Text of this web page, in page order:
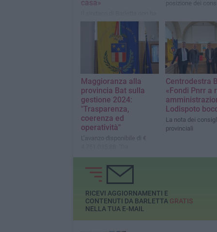
casa»
firmato il documento dei
primi cittadini contro il
presidente della Provincia
posizione dei
Maggioranza alla
provincia Bat sulla
gestione 2024:
"Trasparenza,
coerenza ed
operatività"
L’avanzo disponibile di €
considerarsi assolutamente
positivo e non certo frutto di
incapacità amministrativa"
Centrodestra
«Fondi Pnrr a
Lodispoto
La nota dei
provinciali
RICEVI AGGIORNAMENTI E
CONTENUTI DA BARLETTA GRATIS
NELLA TUA E-MAIL